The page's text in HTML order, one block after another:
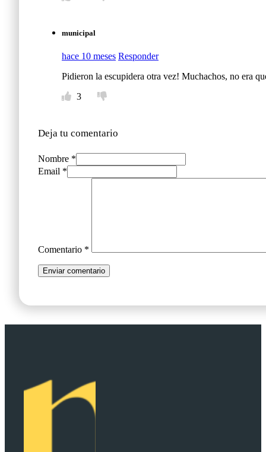
municipal
hace 10 meses Responder
Pidieron la escupidera otra vez! Muchachos, no era
3
Deja tu comentario
Nombre *
Email *
Comentario *